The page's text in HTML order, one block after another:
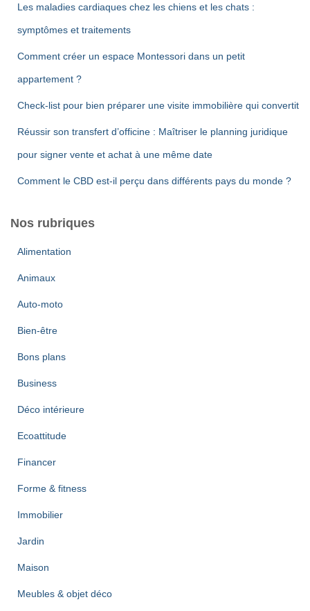
Les maladies cardiaques chez les chiens et les chats :
symptômes et traitements
Comment créer un espace Montessori dans un petit
appartement ?
Check-list pour bien préparer une visite immobilière qui convertit
Réussir son transfert d’officine : Maîtriser le planning juridique
pour signer vente et achat à une même date
Comment le CBD est-il perçu dans différents pays du monde ?
Nos rubriques
Alimentation
Animaux
Auto-moto
Bien-être
Bons plans
Business
Déco intérieure
Ecoattitude
Financer
Forme & fitness
Immobilier
Jardin
Maison
Meubles & objet déco